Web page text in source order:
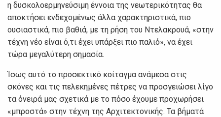
η δυσκολοερμηνεύσιμη έννοια της νεωτερικότητας θα
αποκτήσει ενδεχομένως άλλα χαρακτηριστικά, πιο
ουσιαστικά, πιο βαθιά, με τη ρήση του Ντελακρουά, «στην
τέχνη νέο είναι ό,τι έχει υπάρξει πιο παλιό», να έχει
τώρα μεγαλύτερη σημασία.
Ίσως αυτό το προσεκτικό κοίταγμα ανάμεσα στις
σκόνες και τις πελεκημένες πέτρες να προσγειώσει λίγο
τα όνειρά μας σχετικά με το πόσο έχουμε προχωρήσει
«μπροστά» στην τέχνη της Αρχιτεκτονικής. Τα βήματά